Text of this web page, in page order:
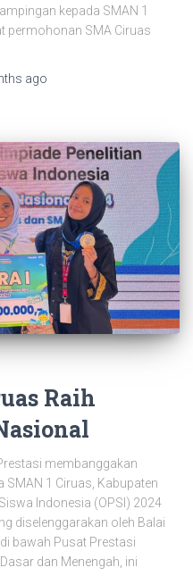
kepada SMAN 1
permohonan SMA Ciruas
ago
Raih
membanggakan
1 Ciruas, Kabupaten
Indonesia (OPSI) 2024
diselenggarakan oleh Balai
bawah Pusat Prestasi
dan Menengah, ini